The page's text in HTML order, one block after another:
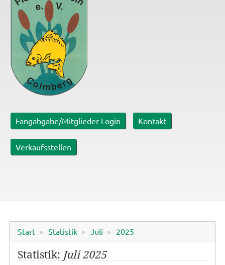
Fangabgabe/Mitglieder-Login Kontakt
Verkaufsstellen
Start Statistik Juli 2025
Statistik: Juli 2025